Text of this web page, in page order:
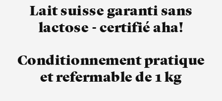
Lait suisse garanti sans
lactose - certifié aha!
Conditionnement pratique
et refermable de 1 kg